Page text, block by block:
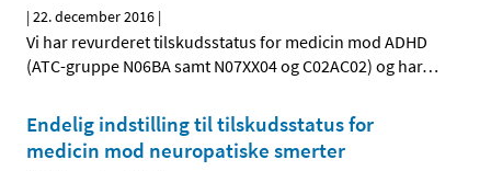
|22. december 2016 |
Vi har revurderet tilskudsstatus for medicin mod ADHD
(ATC-gruppe N06BA samt N07XX04 og C02AC02) og har…
Endelig indstilling til tilskudsstatus for
medicin mod neuropatiske smerter